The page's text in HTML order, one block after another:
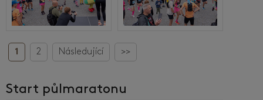
1 2 Následující >>
Start půlmaratonu